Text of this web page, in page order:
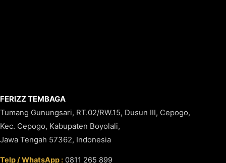
FERIZZ TEMBAGA
Tumang Gunungsari, RT.02/RW.15, Dusun III, Cepogo,
Kec. Cepogo, Kabupaten Boyolali,
Jawa Tengah 57362, Indonesia
Telp / WhatsApp : 0811 265 899